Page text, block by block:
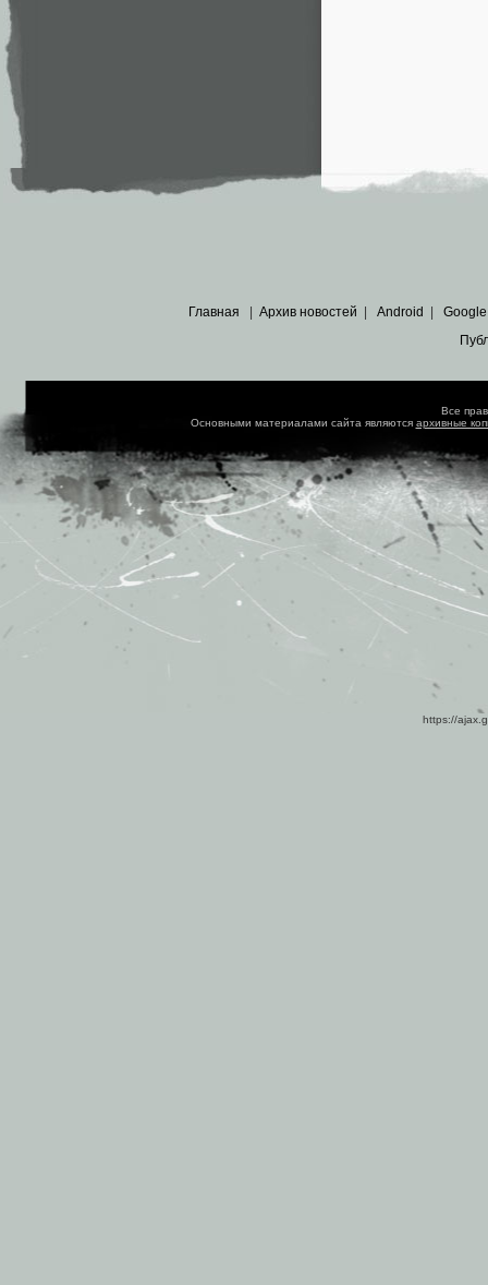
Главная Архив новостей Android Google
Все
Основными материалами сайта являются архивные
https://